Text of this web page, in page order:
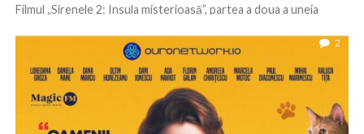
Filmul „Sirenele 2: Insula misterioasă”, partea a doua a uneia
adolescenți, a debutat...
2